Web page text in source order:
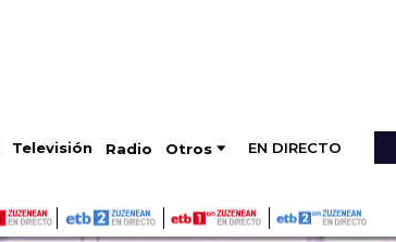
Televisión Radio Otros EN DIRECTO